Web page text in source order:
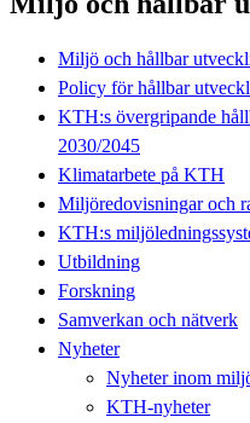
Miljö och hållbar
Policy för hållbar
KTH:s övergripande
2030/2045
Klimatarbete på KTH
Miljöredovisningar och
KTH:s
Utbildning
Forskning
Samverkan och nätverk
Nyheter
Nyheter inom
KTH-nyheter